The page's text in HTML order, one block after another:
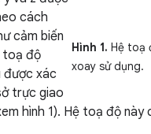
Hình 1. Hệ toạ
xoay sử dụng.
cách
cảm biến
toạ độ
được xác
trực giao
hình 1). Hệ toạ độ này